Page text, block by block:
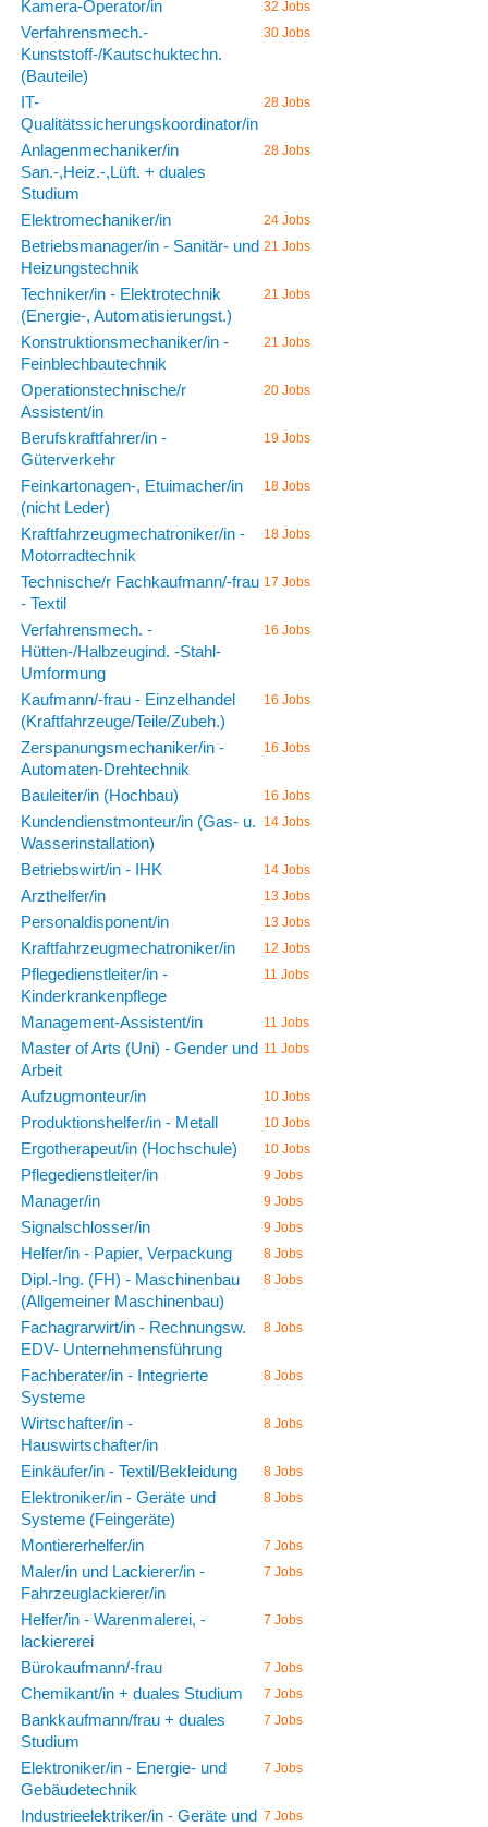
Kamera-Operator/in 32 Jobs
Verfahrensmech.-
Kunststoff-/Kautschuktechn.
(Bauteile)
30 Jobs
IT-
Qualitätssicherungskoordinator/in
28 Jobs
Anlagenmechaniker/in
San.-,Heiz.-,Lüft. + duales
Studium
28 Jobs
Elektromechaniker/in 24 Jobs
Betriebsmanager/in - Sanitär- und
Heizungstechnik
21 Jobs
Techniker/in - Elektrotechnik
(Energie-, Automatisierungst.)
21 Jobs
Konstruktionsmechaniker/in -
Feinblechbautechnik
21 Jobs
Operationstechnische/r
Assistent/in
20 Jobs
Berufskraftfahrer/in -
Güterverkehr
19 Jobs
Feinkartonagen-, Etuimacher/in
(nicht Leder)
18 Jobs
Kraftfahrzeugmechatroniker/in -
Motorradtechnik
18 Jobs
Technische/r Fachkaufmann/-frau
- Textil
17 Jobs
Verfahrensmech. -
Hütten-/Halbzeugind. -Stahl-
Umformung
16 Jobs
Kaufmann/-frau - Einzelhandel
(Kraftfahrzeuge/Teile/Zubeh.)
16 Jobs
Zerspanungsmechaniker/in -
Automaten-Drehtechnik
16 Jobs
Bauleiter/in (Hochbau) 16 Jobs
Kundendienstmonteur/in (Gas- u.
Wasserinstallation)
14 Jobs
Betriebswirt/in - IHK 14 Jobs
Arzthelfer/in 13 Jobs
Personaldisponent/in 13 Jobs
Kraftfahrzeugmechatroniker/in 12 Jobs
Pflegedienstleiter/in -
Kinderkrankenpflege
11 Jobs
Management-Assistent/in 11 Jobs
Master of Arts (Uni) - Gender und
Arbeit
11 Jobs
Aufzugmonteur/in 10 Jobs
Produktionshelfer/in - Metall 10 Jobs
Ergotherapeut/in (Hochschule) 10 Jobs
Pflegedienstleiter/in 9 Jobs
Manager/in 9 Jobs
Signalschlosser/in 9 Jobs
Helfer/in - Papier, Verpackung 8 Jobs
Dipl.-Ing. (FH) - Maschinenbau
(Allgemeiner Maschinenbau)
8 Jobs
Fachagrarwirt/in - Rechnungsw.
EDV- Unternehmensführung
8 Jobs
Fachberater/in - Integrierte
Systeme
8 Jobs
Wirtschafter/in -
Hauswirtschafter/in
8 Jobs
Einkäufer/in - Textil/Bekleidung 8 Jobs
Elektroniker/in - Geräte und
Systeme (Feingeräte)
8 Jobs
Montiererhelfer/in 7 Jobs
Maler/in und Lackierer/in -
Fahrzeuglackierer/in
7 Jobs
Helfer/in - Warenmalerei, -
lackiererei
7 Jobs
Bürokaufmann/-frau 7 Jobs
Chemikant/in + duales Studium 7 Jobs
Bankkaufmann/frau + duales
Studium
7 Jobs
Elektroniker/in - Energie- und
Gebäudetechnik
7 Jobs
Industrieelektriker/in - Geräte und 7 Jobs